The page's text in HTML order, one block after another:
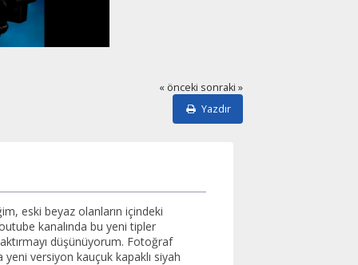
« önceki sonraki »
Yazdır
eski beyaz olanların içindeki
kanalında bu yeni tipler
düşünüyorum. Fotoğraf
versiyon kauçuk kapaklı siyah